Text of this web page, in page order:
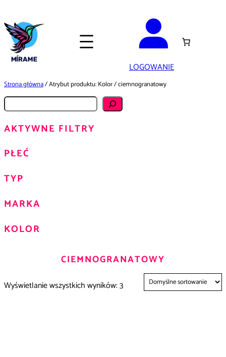
do
treści
LOGOWANIE
Strona główna/ Atrybut produktu: Kolor / ciemnogranatowy
S
u
a
AKTYWNE FILTRY
PŁEĆ
TYP
MARKA
KOLOR
CIEMNOGRANATOWY
Wyświetlanie wszystkich wyników: 3